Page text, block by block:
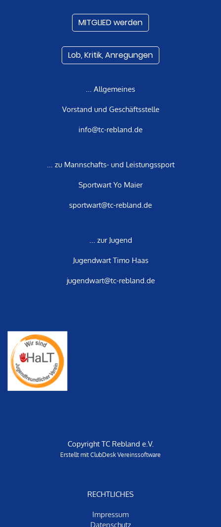
MITGLIED werden
Lob, Kritik, Anregungen
... Allgemeines
Vorstand und Geschäftsstelle
info@tc-rebland.de
... zu Mannschafts- und Leistungssport
Sportwart Yo Maier
sportwart@tc-rebland.de
... zur Jugend
Jugendwart Timo Haas
jugendwart@tc-rebland.de
Copyright TC Rebland e.V.
Erstellt mit ClubDesk Vereinssoftware
RECHTLICHES
Impressum
Datenschutz